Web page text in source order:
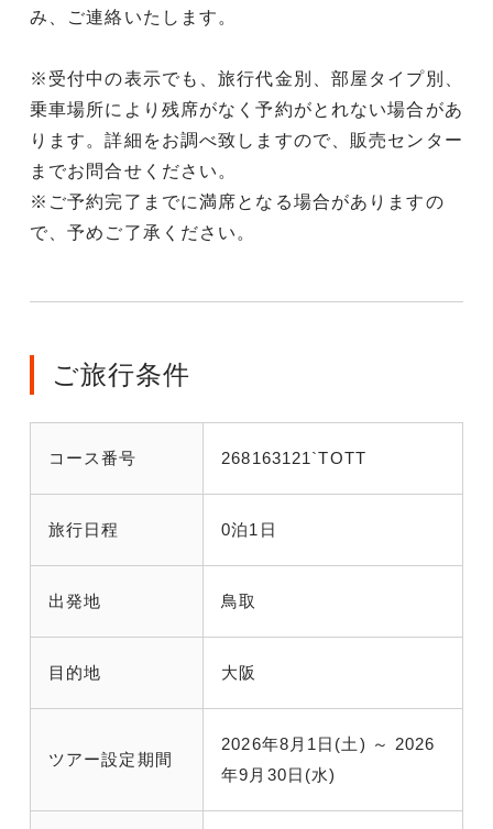
み、ご連絡いたします。
※受付中の表示でも、旅行代金別、部屋タイプ別、
乗車場所により残席がなく予約がとれない場合があ
ります。詳細をお調べ致しますので、販売センター
までお問合せください。
※ご予約完了までに満席となる場合がありますの
で、予めご了承ください。
ご旅行条件
コース番号 268163121`TOTT
旅行日程 0泊1日
出発地 鳥取
目的地 大阪
ツアー設定期間
2026年8月1日(土) ～ 2026
年9月30日(水)